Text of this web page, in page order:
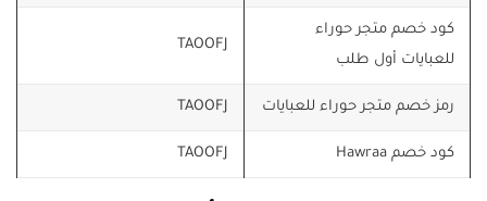
كود خصم متجر حوراء
للعبايات أول طلب
TAOOFJ
رمز خصم متجر حوراء للعبايات TAOOFJ
كود خصم Hawraa TAOOFJ